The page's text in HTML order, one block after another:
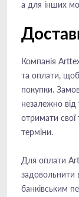
а для інших
Компанія
та оплати,
покупки.
незалежно
отримати
терміни.
Для оплати
задовольнити
банківським